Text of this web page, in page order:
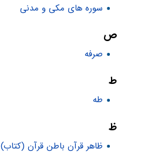
سوره های مکی و مدنی
ص
صرفه
ط
طه
ظ
ظاهر قرآن باطن قرآن (کتاب)